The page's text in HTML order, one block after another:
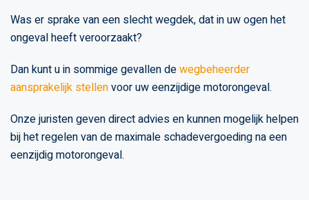
Was er sprake van een slecht wegdek, dat in uw ogen het
ongeval heeft veroorzaakt?
Dan kunt u in sommige gevallen dewegbeheerder
aansprakelijk stellenvoor uw eenzijdige motorongeval.
Onze juristen geven direct advies en kunnen mogelijk helpen
bij het regelen van de maximale schadevergoeding na een
eenzijdig motorongeval.